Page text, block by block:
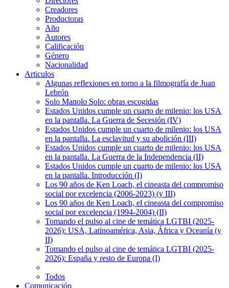
Creadores
Productoras
Año
Autores
Calificación
Género
Nacionalidad
Articulos
Algunas reflexiones en torno a la filmografía de Juan
Lebrón
Solo Manolo Solo: obras escogidas
Estados Unidos cumple un cuarto de milenio: los USA
en la pantalla. La Guerra de Secesión (IV)
Estados Unidos cumple un cuarto de milenio: los USA
en la pantalla. La esclavitud y su abolición (III)
Estados Unidos cumple un cuarto de milenio: los USA
en la pantalla. La Guerra de la Independencia (II)
Estados Unidos cumple un cuarto de milenio: los USA
en la pantalla. Introducción (I)
Los 90 años de Ken Loach, el cineasta del compromiso
social por excelencia (2006-2023) (y III)
Los 90 años de Ken Loach, el cineasta del compromiso
social por excelencia (1994-2004) (II)
Tomando el pulso al cine de temática LGTBI (2025-
2026): USA, Latinoamérica, Asia, África y Oceanía (y
II)
Tomando el pulso al cine de temática LGTBI (2025-
2026): España y resto de Europa (I)
Todos
Comunicación